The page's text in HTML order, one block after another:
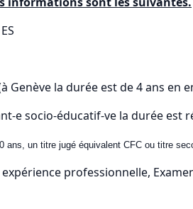
Genève la durée est de 4 ans en
e socio-éducatif-ve la durée est
ans, un titre jugé équivalent CFC ou titre
professionnelle,